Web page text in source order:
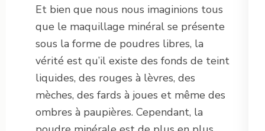
Et bien que nous nous imaginions tous
que le maquillage minéral se présente
sous la forme de poudres libres, la
vérité est qu’il existe des fonds de teint
liquides, des rouges à lèvres, des
mèches, des fards à joues et même des
ombres à paupières. Cependant, la